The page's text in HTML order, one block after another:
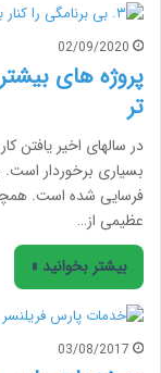
02/09/2020
پروژه های
تر
در سالهای اخیر یافتن
بسیاری برخوردار است.
فرسایی شده است.
عظیمی از…
بیشتر بخوانید »
03/08/2017